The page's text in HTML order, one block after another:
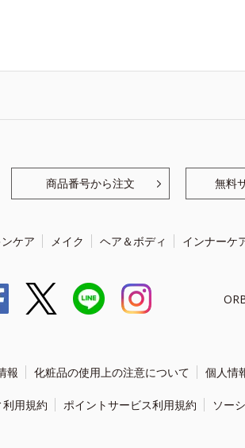
商品番号から注文 無料
ケア メイク ヘア＆ボディ インナーケ
報 化粧品の使用上の注意について 個人情
用規約 ポイントサービス利用規約 ソー